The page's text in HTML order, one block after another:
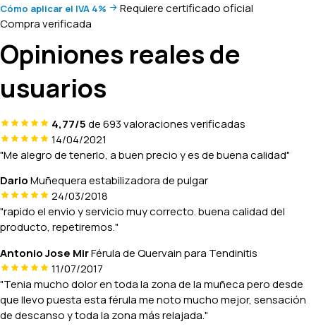
Cómo aplicar el IVA 4%
Requiere certificado oficial
Compra verificada
Opiniones reales de
usuarios
4,77/5de 693 valoraciones verificadas
14/04/2021
"Me alegro de tenerlo, a buen precio y es de buena calidad"
DarioMuñequera estabilizadora de pulgar
24/03/2018
"rapido el envio y servicio muy correcto. buena calidad del
producto, repetiremos."
Antonio Jose MirFérula de Quervain para Tendinitis
11/07/2017
"Tenia mucho dolor en toda la zona de la muñeca pero desde
que llevo puesta esta férula me noto mucho mejor, sensación
de descanso y toda la zona más relajada."